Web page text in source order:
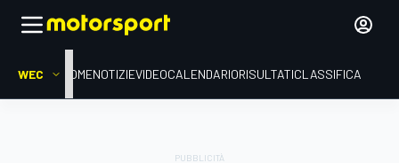
WEC HOMENOTIZIEVIDEOCALENDARIORISULTATICLASSIFICA